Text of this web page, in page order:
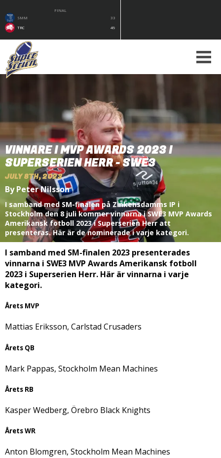
FINAL
SMM
33
TRC
49
VINNARE I MVP AWARDS 2023 I
SUPERSERIEN HERR - SWE3
JULY 8TH, 2023
By Peter Nilsson
I samband med SM-finalen på Zinkensdamms IP i
Stockholm den 8 juli kommer vinnarna i SWE3 MVP Awards
Amerikansk fotboll 2023 i Superserien Herr att
presenteras. Här är de nominerade i varje kategori.
I samband med SM-finalen 2023 presenterades
vinnarna i SWE3 MVP Awards Amerikansk fotboll
2023 i Superserien Herr. Här är vinnarna i varje
kategori.
Årets MVP
Mattias Eriksson, Carlstad Crusaders
Årets QB
Mark Pappas, Stockholm Mean Machines
Årets RB
Kasper Wedberg, Örebro Black Knights
Årets WR
Anton Blomgren, Stockholm Mean Machines